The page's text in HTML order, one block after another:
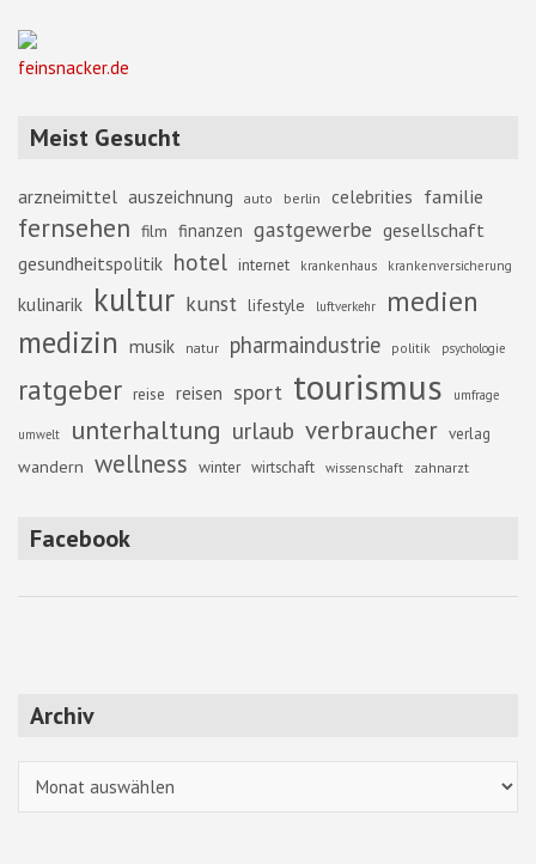
feinsnacker.de
Meist Gesucht
arzneimittel auszeichnung auto berlin celebrities familie
fernsehen film finanzen gastgewerbe gesellschaft
gesundheitspolitik hotel internet krankenhaus krankenversicherung
kulinarik kultur kunst lifestyle luftverkehr medien
medizin musik natur pharmaindustrie politik psychologie
ratgeber reise reisen sport tourismus umfrage
umwelt unterhaltung urlaub verbraucher verlag
wandern wellness winter wirtschaft wissenschaft zahnarzt
Facebook
Archiv